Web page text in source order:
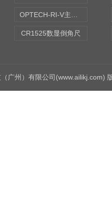
CR1525数显倒角尺
广州）有限公司(www.ailikj.com)